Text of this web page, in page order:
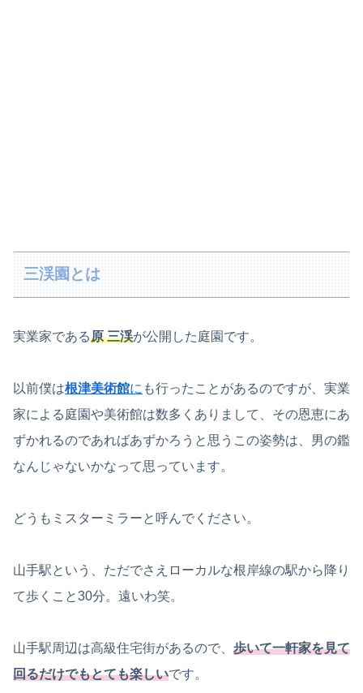
三渓園とは
実業家である原 三渓が公開した庭園です。
以前僕は根津美術館に も行ったことがあるのですが、実業
家による庭園や美術館は数多くありまして、その恩恵にあ
ずかれるのであればあずかろうと思うこの姿勢は、男の鑑
なんじゃないかなって思っています。
どうもミスターミラーと呼んでください。
山手駅という、ただでさえローカルな根岸線の駅から降り
て歩くこと30分。遠いわ笑。
山手駅周辺は高級住宅街があるので、 歩いて一軒家を見て
回るだけでもとても楽しいです。